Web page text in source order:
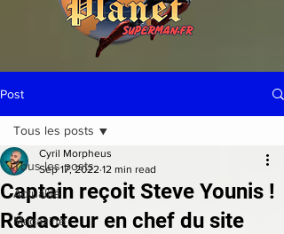
Post
Tous les posts
Actualité
Magazine
Tous les posts
Captain reçoit Steve Younis !
Rédacteur en chef du site
Cyril Morpheus
Sep 17, 2022 12 min read